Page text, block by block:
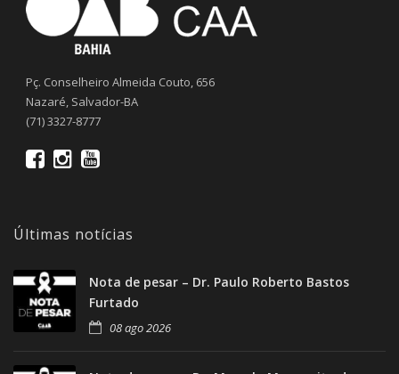
Pç. Conselheiro Almeida Couto, 656
Nazaré, Salvador-BA
(71) 3327-8777
Últimas notícias
Nota de pesar – Dr. Paulo Roberto Bastos
Furtado
08 ago 2026